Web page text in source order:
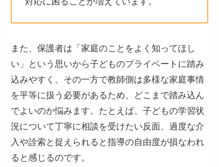
また、保護者は「家庭のことをよく知ってほし
い」という思いから子どものプライベートに踏み
込みやすく、その一方で教師側は多様な家庭事情
を平等に扱う必要があるため、どこまで踏み込ん
でよいのか悩みます。たとえば、子どもの学習状
況について丁寧に相談を受けたい反面、過度な介
入や詮索と捉えられると指導の自由度が損なわれ
ると感じるのです。